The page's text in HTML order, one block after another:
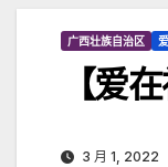
广西壮族自治区
【爱
3 月 1, 2022